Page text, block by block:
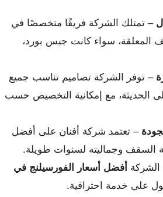
– تمتلك الشركة فريقًا متخصصًا في
المعلقة، سواء كانت جبس بورد،
– توفر الشركة تصاميم تناسب جميع
إلى الحديثة، مع إمكانية التخصيص حسب
– تعتمد شركة أفنان على أفضل
السقف وجماليته لسنوات طويلة.
أفضل أسعار الفورسيلنج في
على خدمة احترافية.